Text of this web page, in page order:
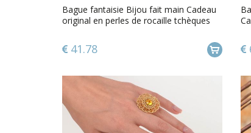
Bague fantaisie Bijou fait main Cadeau
original en perles de rocaille tchèques
41.78